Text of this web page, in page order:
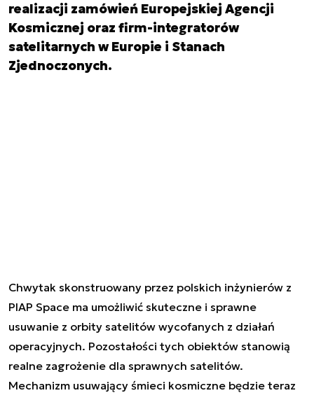
realizacji zamówień Europejskiej Agencji
Kosmicznej oraz firm-integratorów
satelitarnych w Europie i Stanach
Zjednoczonych.
Chwytak skonstruowany przez polskich inżynierów z
PIAP Space ma umożliwić skuteczne i sprawne
usuwanie z orbity satelitów wycofanych z działań
operacyjnych. Pozostałości tych obiektów stanowią
realne zagrożenie dla sprawnych satelitów.
Mechanizm usuwający śmieci kosmiczne będzie teraz